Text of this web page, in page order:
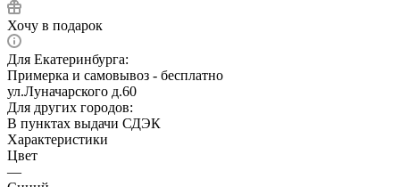
Хочу в подарок
Для Екатеринбурга:
Примерка и самовывоз - бесплатно
ул.Луначарского д.60
Для других городов:
В пунктах выдачи СДЭК
Характеристики
Цвет
—